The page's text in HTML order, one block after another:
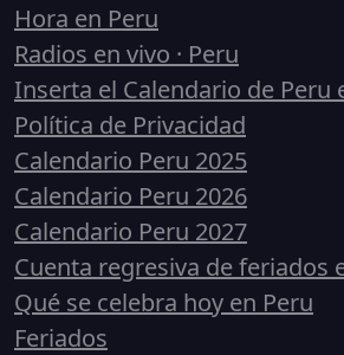
Hora en Peru
Radios en vivo · Peru
Inserta el Calendario de Peru
Política de Privacidad
Calendario Peru 2025
Calendario Peru 2026
Calendario Peru 2027
Cuenta regresiva de feriados
Qué se celebra hoy en Peru
Feriados